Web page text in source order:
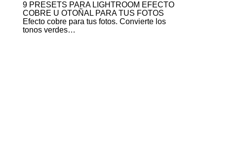
9 PRESETS PARA LIGHTROOM EFECTO
COBRE U OTOÑAL PARA TUS FOTOS
Efecto cobre para tus fotos. Convierte los
tonos verdes…